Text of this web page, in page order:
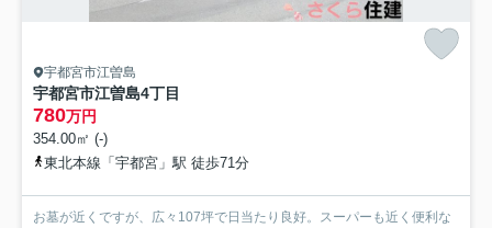
宇都宮市江曽島
宇都宮市江曽島4丁目
780万円
354.00㎡ (-)
東北本線「宇都宮」駅 徒歩71分
お墓が近くですが、広々107坪で日当たり良好。スーパーも近く便利な